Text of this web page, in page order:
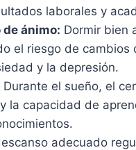
laborales y
ánimo: Dormir bien
el riesgo de
y la depresión.
Durante el sueño, el
la capacidad de
adecuado